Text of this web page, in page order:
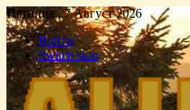
Пятница , 7 Август 2026
Войти
Switch skin